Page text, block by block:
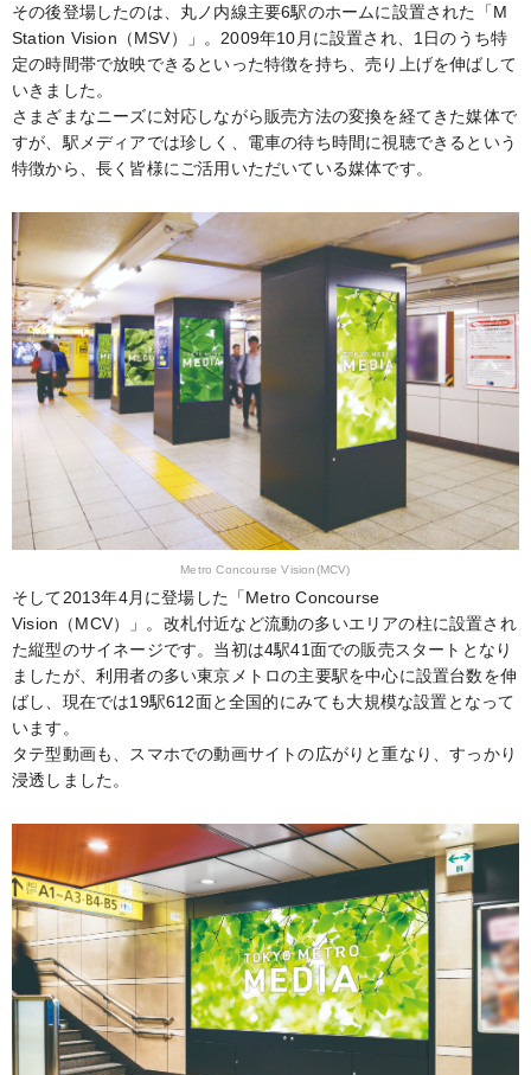
その後登場したのは、丸ノ内線主要6駅のホームに設置された「M
Station Vision（MSV）」。2009年10月に設置され、1日のうち特
定の時間帯で放映できるといった特徴を持ち、売り上げを伸ばして
いきました。
さまざまなニーズに対応しながら販売方法の変換を経てきた媒体で
すが、駅メディアでは珍しく、電車の待ち時間に視聴できるという
特徴から、長く皆様にご活用いただいている媒体です。
Metro Concourse Vision(MCV)
そして2013年4月に登場した「Metro Concourse
Vision（MCV）」。改札付近など流動の多いエリアの柱に設置され
た縦型のサイネージです。当初は4駅41面での販売スタートとなり
ましたが、利用者の多い東京メトロの主要駅を中心に設置台数を伸
ばし、現在では19駅612面と全国的にみても大規模な設置となって
います。
タテ型動画も、スマホでの動画サイトの広がりと重なり、すっかり
浸透しました。